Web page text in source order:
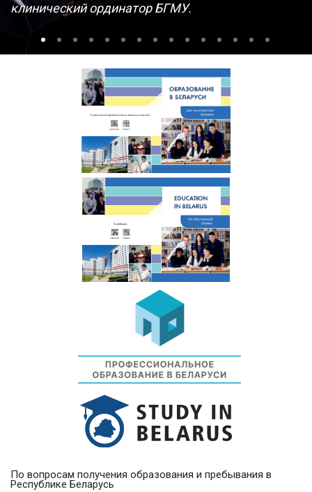
клинический ординатор БГМУ.
По вопросам получения образования и пребывания в
Республике Беларусь